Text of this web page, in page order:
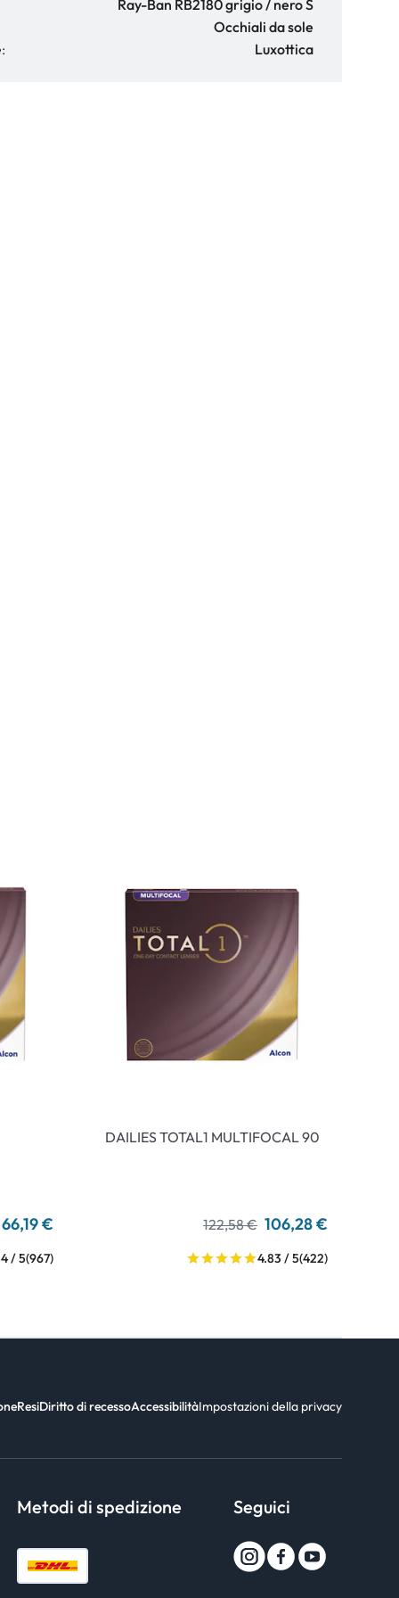
Ray-Ban RB2180 grigio / nero S
Occhiali da sole
Luxottica
66,19 €
/ 5(967)
DAILIES TOTAL1 MULTIFOCAL 90
122,58 € 106,28 €
4.83 / 5(422)
ResiDiritto di recessoAccessibilitàImpostazioni della privacy
Metodi di spedizione Seguici